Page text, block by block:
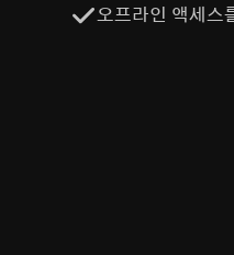
오프라인 액세스